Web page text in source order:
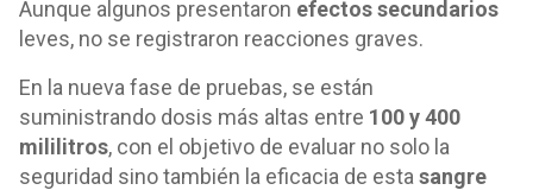
Aunque algunos presentaron efectos secundarios
leves, no se registraron reacciones graves.
En la nueva fase de pruebas, se están
suministrando dosis más altas entre 100 y 400
mililitros, con el objetivo de evaluar no solo la
seguridad sino también la eficacia de esta sangre